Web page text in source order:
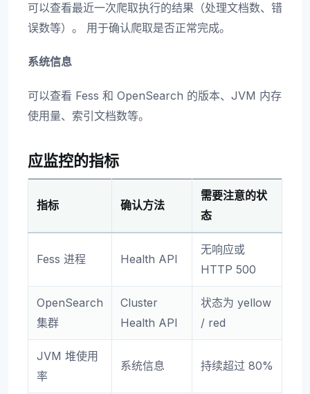
可以查看最近一次爬取执行的结果（处理文档数、错
误数等）。 用于确认爬取是否正常完成。
系统信息
可以查看 Fess 和 OpenSearch 的版本、JVM 内存
使用量、索引文档数等。
应监控的指标
指标 确认方法
需要注意的状
态
Fess 进程 Health API
无响应或
HTTP 500
OpenSearch
集群
Cluster
Health API
状态为 yellow
/ red
JVM 堆使用
率
系统信息 持续超过 80%